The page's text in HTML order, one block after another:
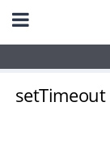
لا تستجيب المكونات مع setTimeout